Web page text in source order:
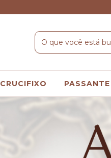
CRUCIFIXO PASSANTE